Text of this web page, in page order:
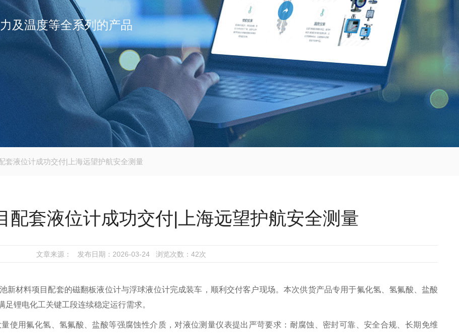
及温度等全系列的产品
套液位计成功交付|上海远望护航安全测量
配套液位计成功交付|上海远望护航安全测量
文章来源： 发布日期：2026-03-24 浏览次数： 42次
新材料项目配套的磁翻板液位计与浮球液位计完成装车，顺利交付客户现场。本次供货产品专用于氟化氢、氢氟酸、盐酸
锂电化工关键工段连续稳定运行需求。
使用氟化氢、氢氟酸、盐酸等强腐蚀性介质，对液位测量仪表提出严苛要求：耐腐蚀、密封可靠、安全合规、长期免维